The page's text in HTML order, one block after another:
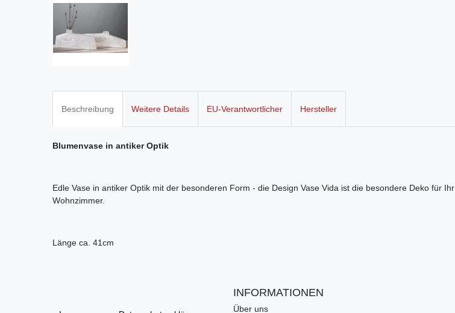
Beschreibung Weitere Details EU-Verantwortlicher Hersteller
Blumenvase in antiker Optik
Edle Vase in antiker Optik mit der besonderen Form - die Design Vase Vida ist die besondere Deko für Ihr
Wohnzimmer.
Länge ca. 41cm
INFORMATIONEN
Über uns